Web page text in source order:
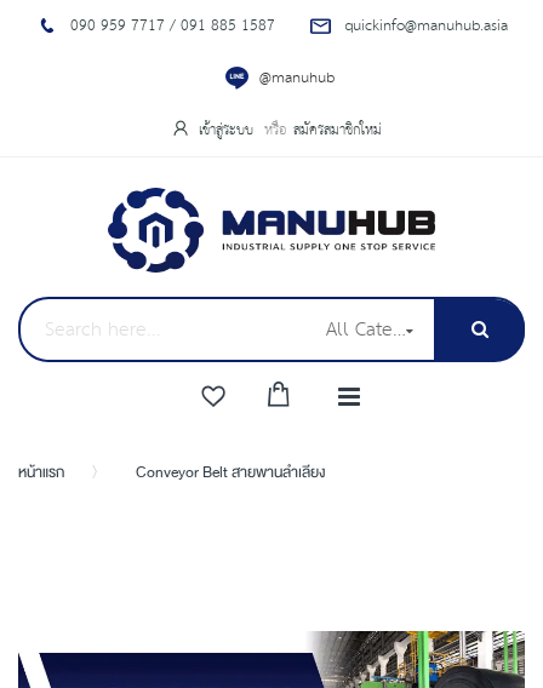
090 959 7717 / 091 885 1587
quickinfo@manuhub.asia
@manuhub
เข้าสู่ระบบ สมัครสมาชิกใหม่
All Categories
หน้าแรก Conveyor Belt สายพานลำเลียง